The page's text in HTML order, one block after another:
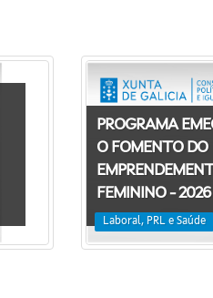
PROGRAMA
O FOMENTO DO
FEMININO - 2026
Laboral, PRL e Saúde